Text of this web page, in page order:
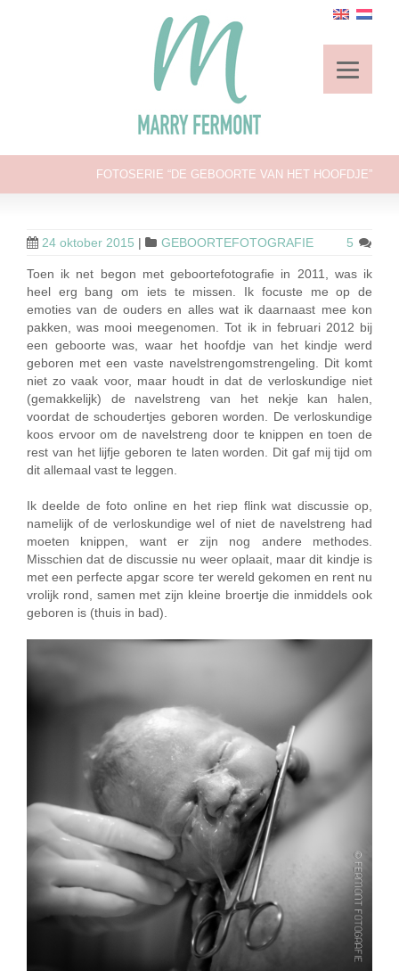
FOTOSERIE “DE GEBOORTE VAN HET HOOFDJE”
24 oktober 2015 | GEBOORTEFOTOGRAFIE 5
Toen ik net begon met geboortefotografie in 2011, was ik
heel erg bang om iets te missen. Ik focuste me op de
emoties van de ouders en alles wat ik daarnaast mee kon
pakken, was mooi meegenomen. Tot ik in februari 2012 bij
een geboorte was, waar het hoofdje van het kindje werd
geboren met een vaste navelstrengomstrengeling. Dit komt
niet zo vaak voor, maar houdt in dat de verloskundige niet
(gemakkelijk) de navelstreng van het nekje kan halen,
voordat de schoudertjes geboren worden. De verloskundige
koos ervoor om de navelstreng door te knippen en toen de
rest van het lijfje geboren te laten worden. Dit gaf mij tijd om
dit allemaal vast te leggen.
Ik deelde de foto online en het riep flink wat discussie op,
namelijk of de verloskundige wel of niet de navelstreng had
moeten knippen, want er zijn nog andere methodes.
Misschien dat de discussie nu weer oplaait, maar dit kindje is
met een perfecte apgar score ter wereld gekomen en rent nu
vrolijk rond, samen met zijn kleine broertje die inmiddels ook
geboren is (thuis in bad).